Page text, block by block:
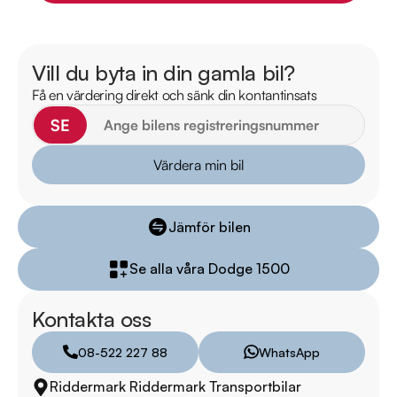
för att:
• Se närbilder och film på bilen
• Reservera bilen direkt online
• Få mer info om utrustning och tillval
Med Riddermark Bil Trygghetsleasing får du fullständig
sinnesro under hela leasingperioden. Vi erbjuder extern
garanti och dubbla, kvalitetssäkrade hjuluppsättningar, allt till
information och personlig hjälp, kontakta våra erfarna säljare.
Välkommen till Riddermark Bil AB, Sveriges största
Vill du byta in din gamla bil?
Få en värdering direkt och sänk din kontantinsats
SE
Värdera min bil
Jämför bilen
Se alla våra Dodge 1500
Kontakta oss
08-522 227 88 WhatsApp
Riddermark Riddermark Transportbilar